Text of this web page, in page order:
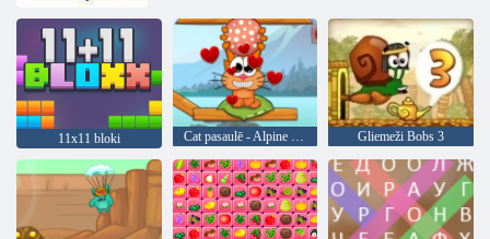
11x11 bloki Cat pasaulē - Alpine Lakes Gliemeži Bobs 3